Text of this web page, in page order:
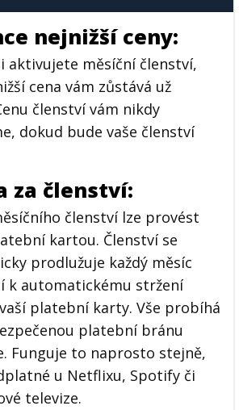
nejnižší ceny:
aktivujete měsíční členství,
cena vám zůstává už
členství vám nikdy
dokud bude vaše členství
za členství:
členství lze provést
kartou. Členství se
prodlužuje každý měsíc
k automatickému stržení
platební karty. Vše probíhá
platební bránu
Funguje to naprosto stejně,
u Netflixu, Spotify či
televize.